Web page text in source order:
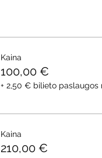
Kaina
100,00 €
+ 2,50 € bilieto paslaugos
Kaina
210,00 €